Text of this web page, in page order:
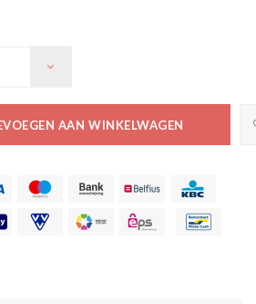
AAN WINKELWAGEN